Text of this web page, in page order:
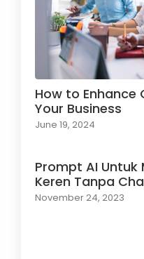
How to
Your Business
June 19, 2024
Prompt AI
Keren Tanpa
November 24, 2023